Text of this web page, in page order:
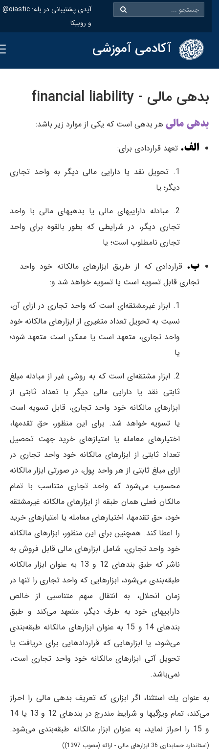
@oiastic :آیدی پشتیبانی در بله
و روبیکا
آکادمی آموزشی
بدهی مالی - financial liability
بدهی مالیهر بدهی است كه یكی از موارد زیر باشد:
الف.تعهد قرار‌دادی برای:
1. تحویل نقد یا دارایی مالی دیگر به واحد تجاری
دیگر؛ یا
2. مبادله داراییهای مالی یا بدهیهای مالی با واحد
تجاری دیگر، در شرایطی كه بطور بالقوه برای واحد
تجاری نامطلوب است؛ یا
ب.قرار‌دادی كه از طریق ابزار‌های مالكانه خود واحد
تجاری قابل تسویه است یا تسویه خواهد شد و:
1. ابزار غیر‌مشتقه‌ای است كه واحد تجاری در ازای آن،
نسبت به تحویل تعداد متغیری از ابزارهای مالكانه خود
واحد تجاری، متعهد است یا ممکن است متعهد شود؛
2. ابزار مشتقه‌ای است كه به روشی غیر از مبادله مبلغ
ثابتی نقد یا دارایی مالی دیگر با تعداد ثابتی از
ابزارهای مالكانه خود واحد تجاری، قابل تسویه است
یا تسویه خواهد شد. برای این منظور، حق تقدمها،
اختیارهای معامله یا امتیاز‌های خرید جهت تحصیل
تعداد ثابتی از ابزارهای مالکانه خود واحد تجاری در
ازای مبلغ ثابتی از هر واحد پول، در صورتی ابزار مالكانه
محسوب می‌شود كه واحد تجاری متناسب با تمام
مالكان فعلی همان طبقه از ابزار‌های مالكانه غیر‌مشتقه
خود، حق تقدمها، اختیارهای معامله یا امتیازهای خرید
را اعطا کند. همچنین برای این منظور، ابزار‌های مالكانه
خود واحد تجاری، شامل ابزار‌های مالی قابل ‌فروش به
ناشر كه طبق بند‌های 12 و 13 به عنوان ابزار مالكانه
طبقه‌بندی می‌شود، ابزار‌هایی كه واحد تجاری را تنها در
زمان انحلال، به انتقال سهم متناسبی از خالص
داراییهای خود به طرف دیگر، متعهد می‌كند و طبق
بند‌های 14 و 15 به عنوان ابزارهای مالكانه طبقه‌بندی
می‌شود، یا ابزار‌هایی كه قرار‌داد‌هایی برای دریافت یا
تحویل آتی ابزار‌های مالكانه خود واحد تجاری است،
نمی‌باشد.
به عنوان یك استثنا، اگر ابزاری كه تعریف بدهی مالی را احراز
می‌كند، تمام ویژگیها و شرایط مندرج در بند‌های 12 و 13 یا 14
(استاندارد حسابداری 36 ابزارهای مالی - ارائه (مصوب 1397))